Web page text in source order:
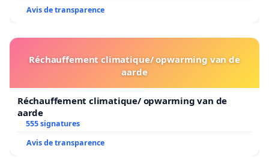
Avis de transparence
Réchauffement climatique/ opwarming van de
aarde
Réchauffement climatique/ opwarming van de
aarde
555 signatures
Avis de transparence